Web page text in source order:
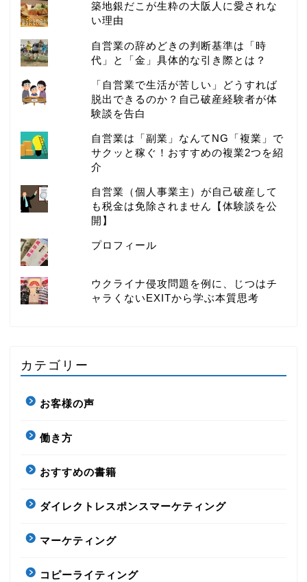
築地銀だこが生粋の大阪人に愛されな
い理由
自営業の辞めどきの判断基準は「時
代」と「金」具体的な引き際とは？
「自営業で生活が苦しい」どうすれば
脱出できるのか？自己破産経験者が体
験談を告白
自営業は「副業」なんてNG「複業」で
サクッと稼ぐ！おすすめの複業2つを紹
介
自営業（個人事業主）が自己破産して
も税金は免除されません【体験談を公
開】
プロフィール
ウクライナ侵攻問題を例に、じつはチ
ャラくないEXITから学ぶ本質思考
カテゴリー
お客様の声
働き方
おすすめの書籍
ダイレクトレスポンスマーケティング
マーケティング
コピーライティング